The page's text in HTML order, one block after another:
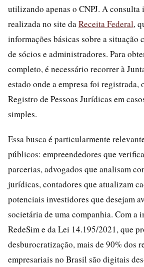
utilizando apenas o CNPJ. A
realizada no site daReceita Federal,
informações básicas sobre a situação
de sócios e administradores. Para
completo, é necessário recorrer à
estado onde a empresa foi registrada,
Registro de Pessoas Jurídicas em
simples.
Essa busca é particularmente
públicos: empreendedores que
parcerias, advogados que analisam
jurídicas, contadores que atualizam
potenciais investidores que desejam
societária de uma companhia. Com a
RedeSim e da Lei 14.195/2021, que
desburocratização, mais de 90% dos
empresariais no Brasil são digitais